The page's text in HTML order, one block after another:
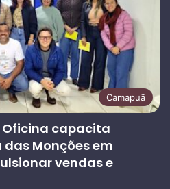
Camapuã
Oficina capacita
Monções em
vendas e